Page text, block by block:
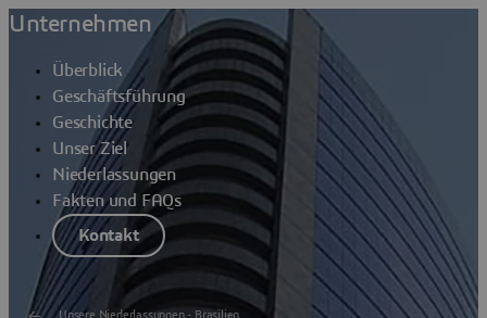
Unternehmen
Überblick
Geschäftsführung
Geschichte
Unser Ziel
Niederlassungen
Fakten und FAQs
Kontakt
Unsere Niederlassungen - Brasilien